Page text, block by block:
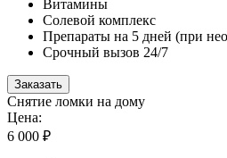
Витамины
Солевой комплекс
Препараты на 5 дней (при
Срочный вызов 24/7
Заказать
Снятие ломки на дому
Цена:
6 000 ₽